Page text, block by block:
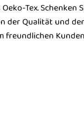
Tex. Schenken
der Qualität und